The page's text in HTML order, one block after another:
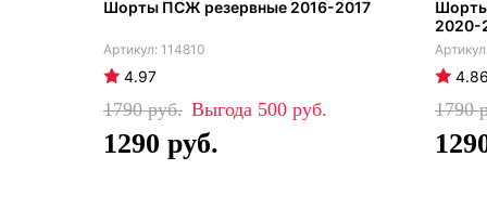
Шорты ПСЖ резервные 2016-2017
114810
4.97
1790 500
1290
2020-
1790